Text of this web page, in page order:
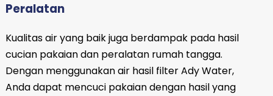
Peralatan
Kualitas air yang baik juga berdampak pada hasil
cucian pakaian dan peralatan rumah tangga.
Dengan menggunakan air hasil filter Ady Water,
Anda dapat mencuci pakaian dengan hasil yang